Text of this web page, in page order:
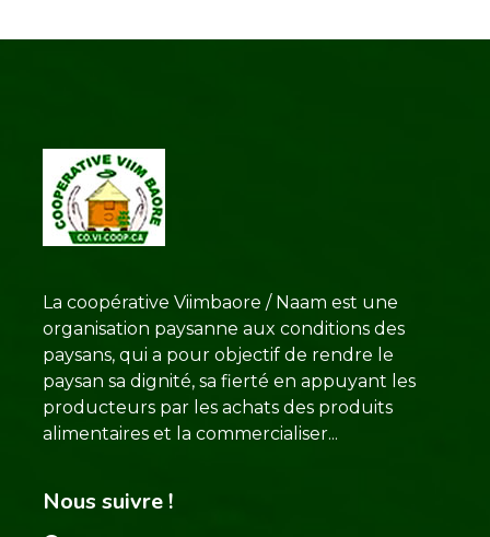
La coopérative Viimbaore / Naam est une
organisation paysanne aux conditions des
paysans, qui a pour objectif de rendre le
paysan sa dignité, sa fierté en appuyant les
producteurs par les achats des produits
alimentaires et la commercialiser...
Nous suivre !